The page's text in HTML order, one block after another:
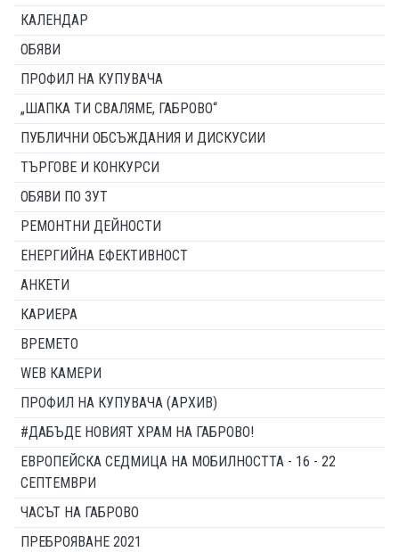
КАЛЕНДАР
ОБЯВИ
ПРОФИЛ НА КУПУВАЧА
„ШАПКА ТИ СВАЛЯМЕ, ГАБРОВО“
ПУБЛИЧНИ ОБСЪЖДАНИЯ И ДИСКУСИИ
ТЪРГОВЕ И КОНКУРСИ
ОБЯВИ ПО ЗУТ
РЕМОНТНИ ДЕЙНОСТИ
ЕНЕРГИЙНА ЕФЕКТИВНОСТ
АНКЕТИ
КАРИЕРА
ВРЕМЕТО
WEB КАМЕРИ
ПРОФИЛ НА КУПУВАЧА (АРХИВ)
#ДАБЪДЕ НОВИЯТ ХРАМ НА ГАБРОВО!
ЕВРОПЕЙСКА СЕДМИЦА НА МОБИЛНОСТТА - 16 - 22
СЕПТЕМВРИ
ЧАСЪТ НА ГАБРОВО
ПРЕБРОЯВАНЕ 2021